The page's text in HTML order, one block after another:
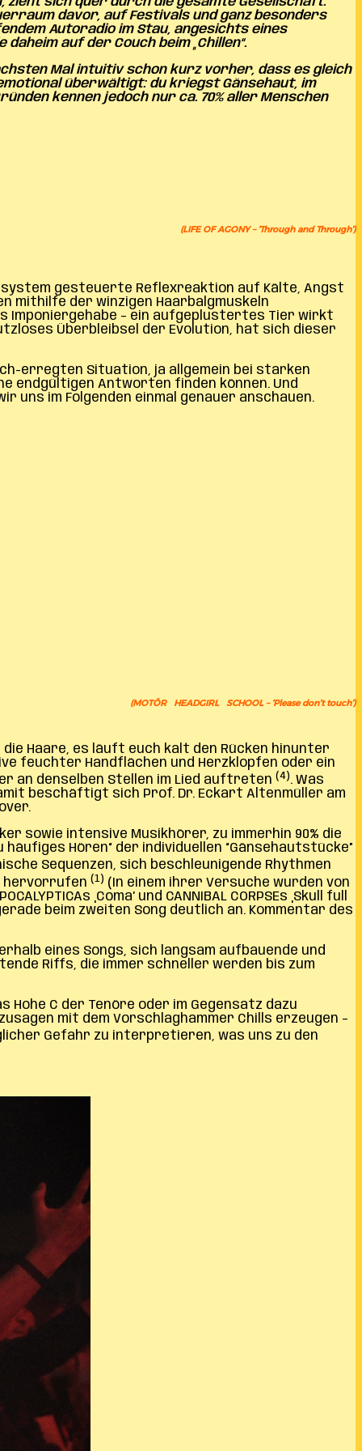
davor, auf Festivals und ganz besonders
Autoradio im Stau, angesichts eines
auf der Couch beim „Chillen“.
Mal intuitiv schon kurz vorher, dass es gleich
überwältigt: du kriegst Gänsehaut, im
kennen jedoch nur ca. 70% aller Menschen
(LIFE OF AGONY – ‘Through and Through’)
gesteuerte Reflexreaktion auf Kälte, Angst
mithilfe der winzigen Haarbalgmuskeln
Imponiergehabe – ein aufgeplustertes Tier wirkt
Überbleibsel der Evolution, hat sich dieser
erregten Situation, ja allgemein bei starken
endgültigen Antworten finden können. Und
uns im Folgenden einmal genauer anschauen.
(MOTÖR HEADGIRL SCHOOL – ‘Please don’t touch’)
Haare, es läuft euch kalt den Rücken hinunter
feuchter Handflächen und Herzklopfen oder ein
an denselben Stellen im Lied auftreten (4). Was
beschäftigt sich Prof. Dr. Eckart Altenmüller am
sowie intensive Musikhörer, zu immerhin 90% die
Hören“ der individuellen “Gänsehautstücke”
Sequenzen, sich beschleunigende Rhythmen
hervorrufen (1) (In einem ihrer Versuche wurden von
‚Coma’ und CANNIBAL CORPSEs ‚Skull full
beim zweiten Song deutlich an. Kommentar des
eines Songs, sich langsam aufbauende und
Riffs, die immer schneller werden bis zum
C der Tenöre oder im Gegensatz dazu
mit dem Vorschlaghammer Chills erzeugen –
Gefahr zu interpretieren, was uns zu den